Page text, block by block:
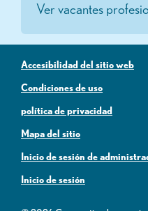
Ver vacantes
Accesibilidad del sitio web
Condiciones de uso
política de privacidad
Mapa del sitio
Inicio de sesión de
Inicio de sesión